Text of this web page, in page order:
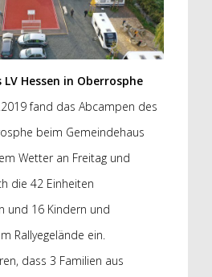
Hessen in Oberrosphe
fand das Abcampen des
beim Gemeindehaus
Wetter an Freitag und
die 42 Einheiten
und 16 Kindern und
Rallyegelände ein.
dass 3 Familien aus